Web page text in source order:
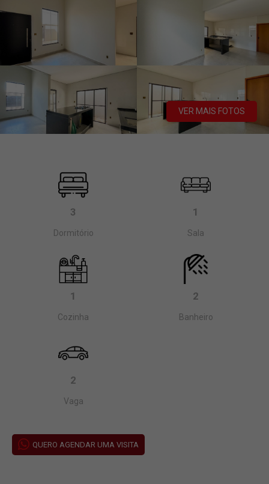
VER MAIS FOTOS
3
Dormitório
1
Sala
1
Cozinha
2
Banheiro
2
Vaga
QUERO AGENDAR UMA VISITA